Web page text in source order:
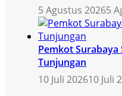
5 Agustus 20265
Pemkot Surabaya
Tunjungan
10 Juli 202610 Juli